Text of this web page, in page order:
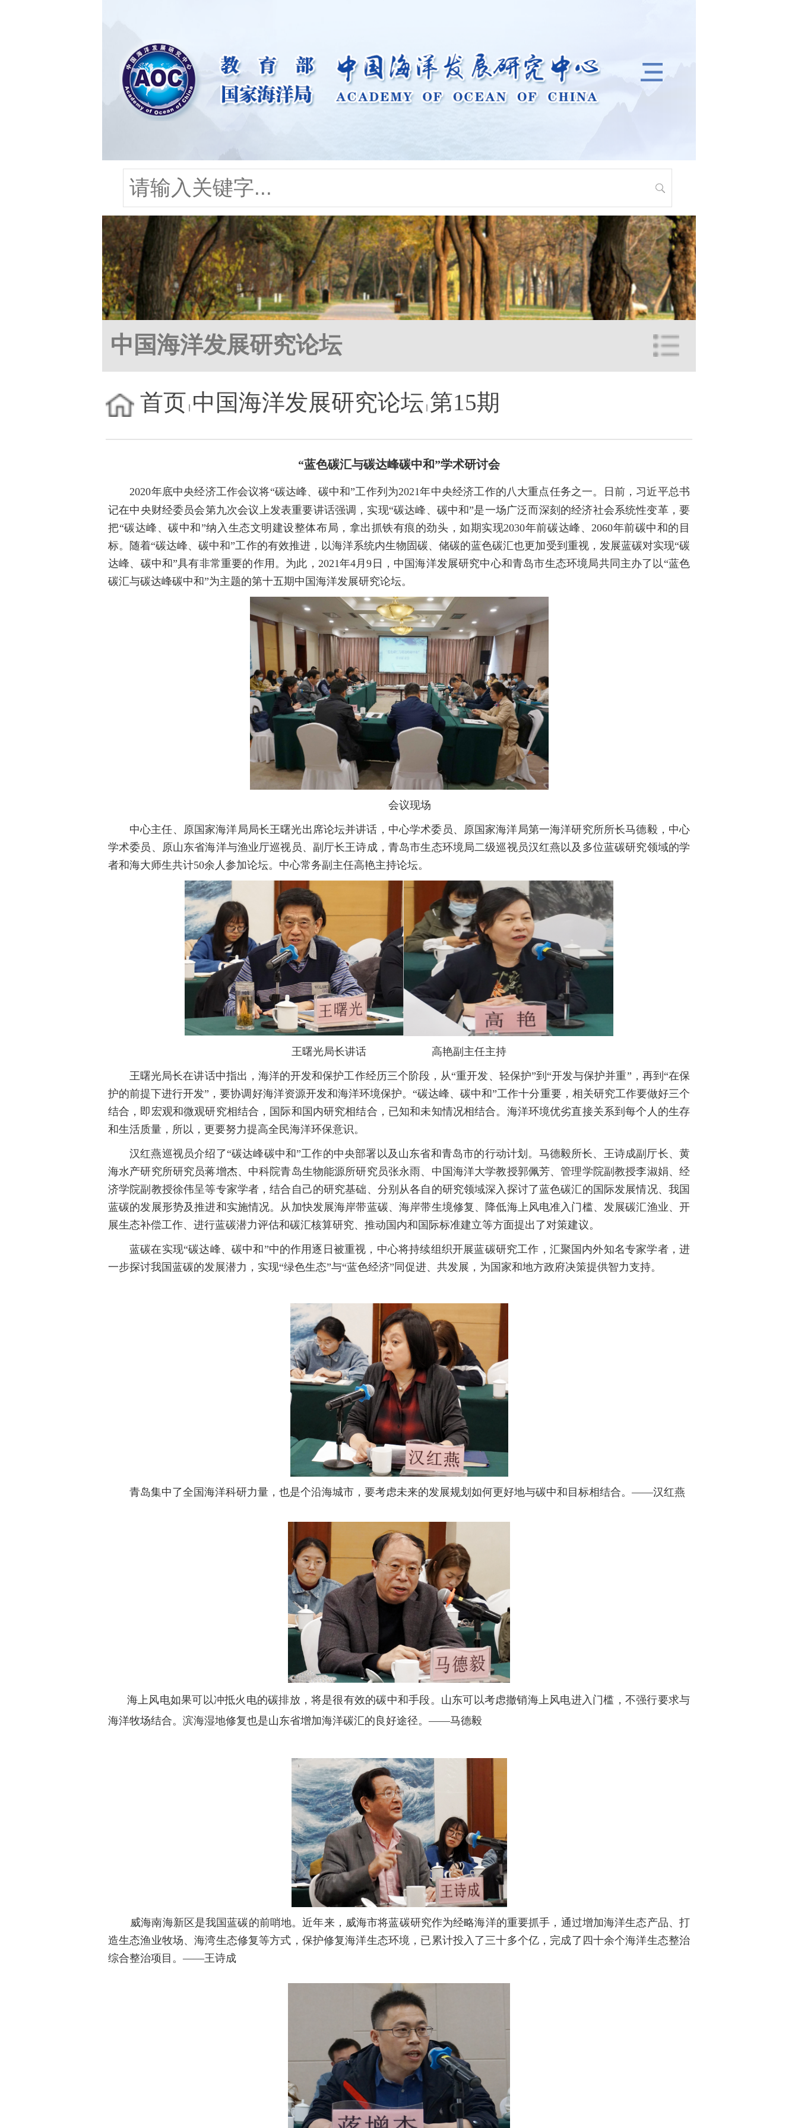
中国海洋发展研究论坛
首页 中国海洋发展研究论坛 第15期
“蓝色碳汇与碳达峰碳中和”学术研讨会
2020年底中央经济工作会议将“碳达峰、碳中和”工作列为2021年中央经济工作的八大重点任务之一。日前，习近平总书
记在中央财经委员会第九次会议上发表重要讲话强调，实现“碳达峰、碳中和”是一场广泛而深刻的经济社会系统性变革，要
把“碳达峰、碳中和”纳入生态文明建设整体布局，拿出抓铁有痕的劲头，如期实现2030年前碳达峰、2060年前碳中和的目
标。随着“碳达峰、碳中和”工作的有效推进，以海洋系统内生物固碳、储碳的蓝色碳汇也更加受到重视，发展蓝碳对实现“碳
达峰、碳中和”具有非常重要的作用。为此，2021年4月9日，中国海洋发展研究中心和青岛市生态环境局共同主办了以“蓝色
碳汇与碳达峰碳中和”为主题的第十五期中国海洋发展研究论坛。
会议现场
中心主任、原国家海洋局局长王曙光出席论坛并讲话，中心学术委员、原国家海洋局第一海洋研究所所长马德毅，中心
学术委员、原山东省海洋与渔业厅巡视员、副厅长王诗成，青岛市生态环境局二级巡视员汉红燕以及多位蓝碳研究领域的学
者和海大师生共计50余人参加论坛。中心常务副主任高艳主持论坛。
王曙光局长讲话 高艳副主任主持
王曙光局长在讲话中指出，海洋的开发和保护工作经历三个阶段，从“重开发、轻保护”到“开发与保护并重”，再到“在保
护的前提下进行开发”，要协调好海洋资源开发和海洋环境保护。“碳达峰、碳中和”工作十分重要，相关研究工作要做好三个
结合，即宏观和微观研究相结合，国际和国内研究相结合，已知和未知情况相结合。海洋环境优劣直接关系到每个人的生存
和生活质量，所以，更要努力提高全民海洋环保意识。
汉红燕巡视员介绍了“碳达峰碳中和”工作的中央部署以及山东省和青岛市的行动计划。马德毅所长、王诗成副厅长、黄
海水产研究所研究员蒋增杰、中科院青岛生物能源所研究员张永雨、中国海洋大学教授郭佩芳、管理学院副教授李淑娟、经
济学院副教授徐伟呈等专家学者，结合自己的研究基础、分别从各自的研究领域深入探讨了蓝色碳汇的国际发展情况、我国
蓝碳的发展形势及推进和实施情况。从加快发展海岸带蓝碳、海岸带生境修复、降低海上风电准入门槛、发展碳汇渔业、开
展生态补偿工作、进行蓝碳潜力评估和碳汇核算研究、推动国内和国际标准建立等方面提出了对策建议。
蓝碳在实现“碳达峰、碳中和”中的作用逐日被重视，中心将持续组织开展蓝碳研究工作，汇聚国内外知名专家学者，进
一步探讨我国蓝碳的发展潜力，实现“绿色生态”与“蓝色经济”同促进、共发展，为国家和地方政府决策提供智力支持。
青岛集中了全国海洋科研力量，也是个沿海城市，要考虑未来的发展规划如何更好地与碳中和目标相结合。——汉红燕
海上风电如果可以冲抵火电的碳排放，将是很有效的碳中和手段。山东可以考虑撤销海上风电进入门槛，不强行要求与
海洋牧场结合。滨海湿地修复也是山东省增加海洋碳汇的良好途径。 ——马德毅
威海南海新区是我国蓝碳的前哨地。近年来，威海市将蓝碳研究作为经略海洋的重要抓手，通过增加海洋生态产品、打
造生态渔业牧场、海湾生态修复等方式 ，保护修复海洋生态环境，已累计投入了三十多个亿， 完成了四十余个海洋生态整治
综合整治项目。 ——王诗成